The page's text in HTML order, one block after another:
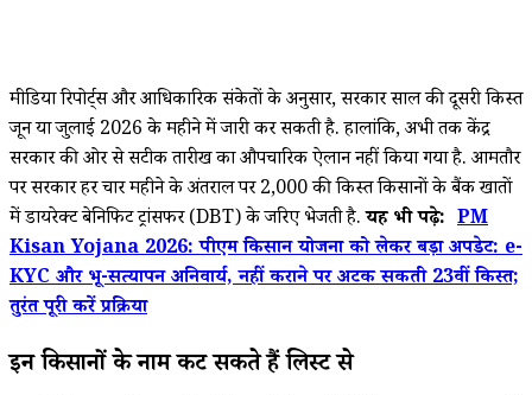
मीडिया रिपोर्ट्स और आधिकारिक संकेतों के अनुसार,सरकार साल की दूसरी किस्त
जून या जुलाई 2026 के महीने में जारी कर सकती है.हालांकि,अभी तक केंद्र
सरकार की ओर से सटीक तारीख का औपचारिक ऐलान नहीं किया गया है. आमतौर
पर सरकार हर चार महीने के अंतराल पर ₹2,000 की किस्त किसानों के बैंक खातों
में डायरेक्ट बेनिफिट ट्रांसफर (DBT) के जरिए भेजती है.यह भी पढ़े: PM
Kisan Yojana 2026: पीएम किसान योजना को लेकर बड़ा अपडेट: e-
KYC और भू-सत्यापन अनिवार्य, नहीं कराने पर अटक सकती 23वीं किस्त;
तुरंत पूरी करें प्रक्रिया
इन किसानों के नाम कट सकते हैं लिस्ट से